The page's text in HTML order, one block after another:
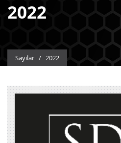
2022
Sayılar / 2022